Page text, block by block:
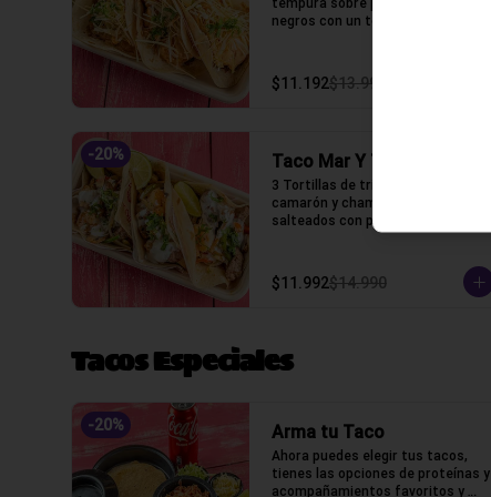
negros con un toque de mayo
$11.192$13.990
-20% Taco Mar Y Tierra
3 Tortillas de trigo, Lomo,
camarón y champiñones
salteados con pimenton, cebolla,
crema ácida y un toque de
$11.992$14.990
Tacos Especiales
-20% Arma tu Taco
Ahora puedes elegir tus tacos,
tienes las opciones de proteínas y
acompañamientos favoritos y